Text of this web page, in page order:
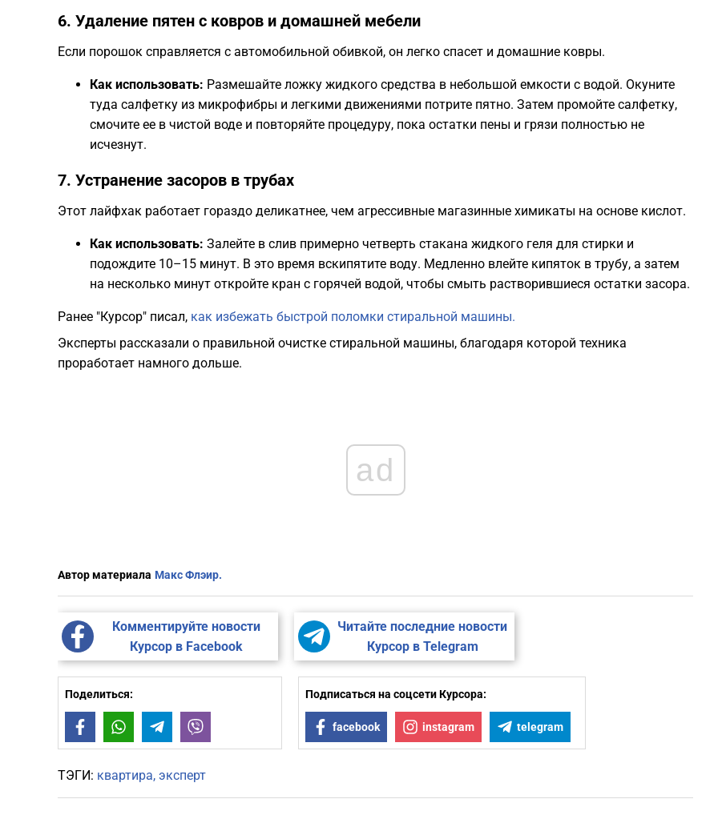
​6. Удаление пятен с ковров и домашней мебели
​Если порошок справляется с автомобильной обивкой, он легко спасет и домашние ковры.
Как использовать: Размешайте ложку жидкого средства в небольшой емкости с водой. Окуните
туда салфетку из микрофибры и легкими движениями потрите пятно. Затем промойте салфетку,
смочите ее в чистой воде и повторяйте процедуру, пока остатки пены и грязи полностью не
исчезнут.
​7. Устранение засоров в трубах
​Этот лайфхак работает гораздо деликатнее, чем агрессивные магазинные химикаты на основе кислот.
Как использовать: Залейте в слив примерно четверть стакана жидкого геля для стирки и
подождите 10–15 минут. В это время вскипятите воду. Медленно влейте кипяток в трубу, а затем
на несколько минут откройте кран с горячей водой, чтобы смыть растворившиеся остатки засора.
Ранее "Курсор" писал, как избежать быстрой поломки стиральной машины.
Эксперты рассказали о правильной очистке стиральной машины, благодаря которой техника
проработает намного дольше.
ad
Автор материала Макс Флэир.
Комментируйте новости
Курсор в Facebook
Читайте последние новости
Курсор в Telegram
Поделиться:
FacebookWhatsAppTelegram
Подписаться на соцсети Курсора:
facebook instagram telegram
ТЭГИ: квартира эксперт